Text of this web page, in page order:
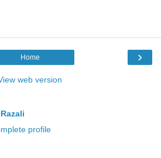
›
Home
web version
profile